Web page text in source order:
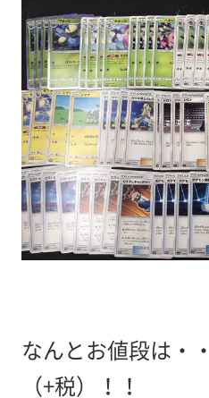
なんとお値段は・
（+税）！！